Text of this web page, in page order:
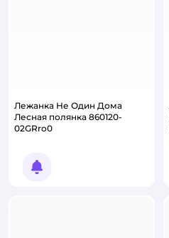
Лежанка Не Один Дома
Лесная полянка 860120-
02GRro0
Уведомить о появлении